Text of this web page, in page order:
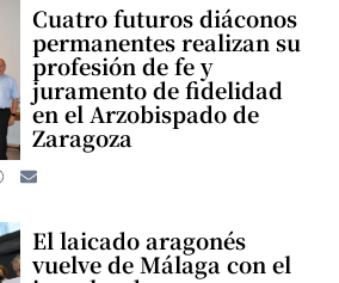
Cuatro futuros diáconos
permanentes realizan su
profesión de fe y
juramento de fidelidad
en el Arzobispado de
Zaragoza
El laicado aragonés
vuelve de Málaga con el